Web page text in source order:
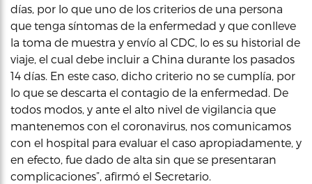
días, por lo que uno de los criterios de una persona
que tenga síntomas de la enfermedad y que conlleve
la toma de muestra y envío al CDC, lo es su historial de
viaje, el cual debe incluir a China durante los pasados
14 días. En este caso, dicho criterio no se cumplía, por
lo que se descarta el contagio de la enfermedad. De
todos modos, y ante el alto nivel de vigilancia que
mantenemos con el coronavirus, nos comunicamos
con el hospital para evaluar el caso apropiadamente, y
en efecto, fue dado de alta sin que se presentaran
complicaciones”, afirmó el Secretario.